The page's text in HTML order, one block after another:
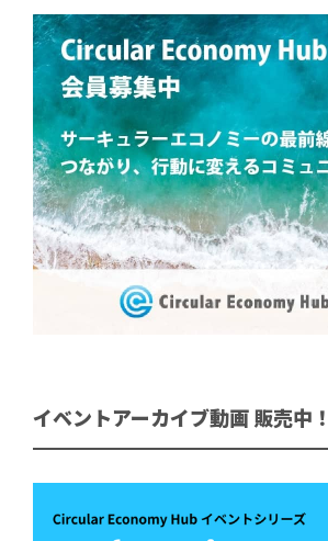
イベントアーカイブ動画 販売中！